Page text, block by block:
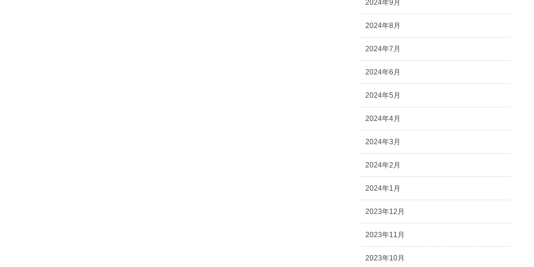
2024年9月
2024年8月
2024年7月
2024年6月
2024年5月
2024年4月
2024年3月
2024年2月
2024年1月
2023年12月
2023年11月
2023年10月